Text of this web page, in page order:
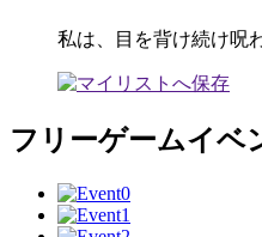
私は、目を背け続け呪
フリーゲームイベ